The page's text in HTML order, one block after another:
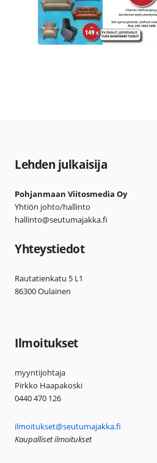
Lehden julkaisija
Pohjanmaan Viitosmedia Oy
Yhtiön johto/hallinto
hallinto@seutumajakka.fi
Yhteystiedot
Rautatienkatu 5 L1
86300 Oulainen
Ilmoitukset
myyntijohtaja
Pirkko Haapakoski
0440 470 126
ilmoitukset@seutumajakka.fi
Kaupalliset ilmoitukset